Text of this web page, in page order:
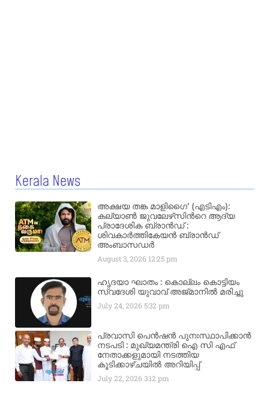
Kerala News
അക്ഷയ തങ്ക മാളിഗൈ’ (എടിഎം):
കല്യാണ്‍ ജുവലേഴ്‌സിന്‍റെ ആദ്യ
പ്രാദേശിക ബ്രാന്‍ഡ് :
ശിവകാര്‍ത്തികേയന്‍ ബ്രാന്‍ഡ്
അംബാസഡര്‍
August 3, 2026 12:25 pm
ഹൃദയാ ഘാതം : കൊല്ലം കൊട്ടിയം
സ്വദേശി യുവാവ് അജ്മാനിൽ മരിച്ചു
July 24, 20265:32 pm
പ്രവാസി പെൻഷൻ പുനഃസ്ഥാപിക്കാൻ
നടപടി : മുഖ്യമന്ത്രി ഐ സി എഫ്
നേതാക്കളുമായി നടത്തിയ
കൂടിക്കാഴ്ചയിൽ അറിയിപ്പ്
July 22, 20263:12 pm